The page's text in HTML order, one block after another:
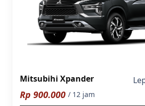
Mitsubihi Xpander
Rp 900.000 / 12 jam